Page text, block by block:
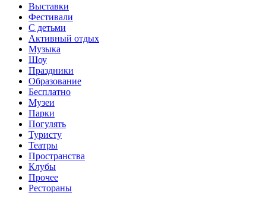
Выставки
Фестивали
С детьми
Активный отдых
Музыка
Шоу
Праздники
Образование
Бесплатно
Музеи
Парки
Погулять
Туристу
Театры
Пространства
Клубы
Прочее
Рестораны